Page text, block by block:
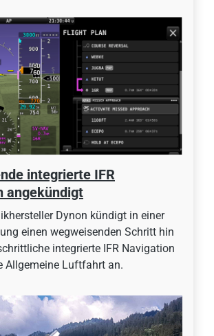
integrierte IFR
angekündigt
Dynon kündigt in einer
einen wegweisenden Schritt hin
integrierte IFR Navigation
Allgemeine Luftfahrt an.